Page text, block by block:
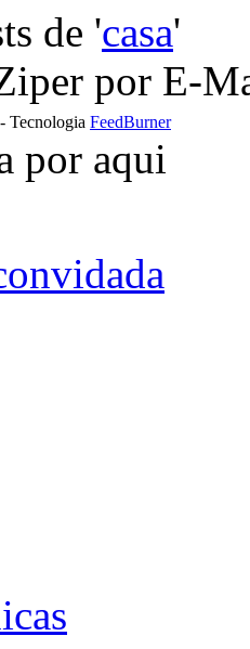
de 'casa'
por E-
- Tecnologia FeedBurner
por aqui